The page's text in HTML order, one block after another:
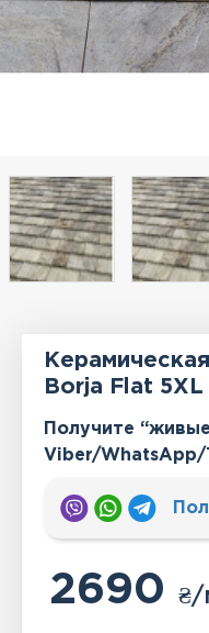
Borja Flat
Получите
Viber/WhatsApp/
2690₴/